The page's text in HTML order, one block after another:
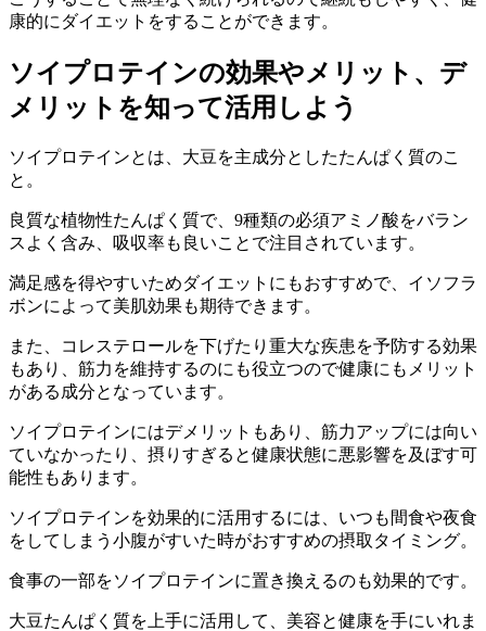
康的にダイエット をすることができます。
ソイプロテインの効果やメリット、デ
メリットを知って活用しよう
ソイプロテインとは、大豆を主成分としたたんぱく質のこ
と。
良質な植物性たんぱく質で、9種類の必須アミノ酸をバラン
スよく含み、吸収率も良いことで注目されています。
満足感を得やすいためダイエットにもおすすめで、イソフラ
ボンによって美肌効果も期待できます。
また、コレステロールを下げたり重大な疾患を予防する効果
もあり、筋力を維持するのにも役立つので健康にもメリット
がある成分となっています。
ソイプロテインにはデメリットもあり、筋力アップには向い
ていなかったり、摂りすぎると健康状態に悪影響を及ぼす可
能性もあります。
ソイプロテインを効果的に活用するには、いつも間食や夜食
をしてしまう小腹がすいた時がおすすめの摂取タイミング。
食事の一部をソイプロテインに置き換えるのも効果的です。
大豆たんぱく質を上手に活用して、美容と健康を手にいれま